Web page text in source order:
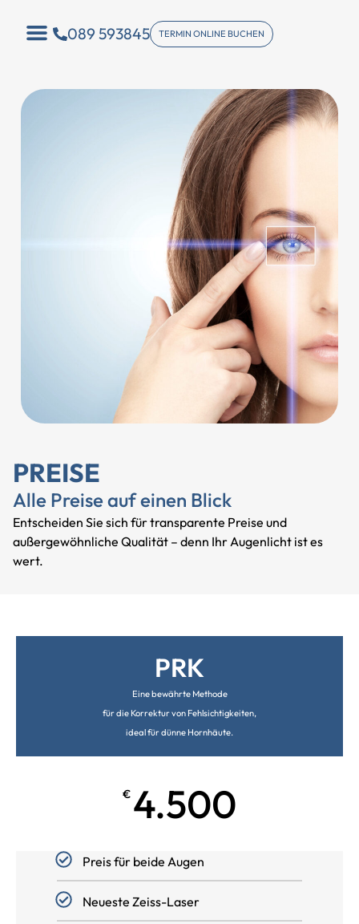
089 593845 TERMIN ONLINE BUCHEN
PREISE
Alle Preise auf einen Blick
Entscheiden Sie sich für transparente Preise und
außergewöhnliche Qualität – denn Ihr Augenlicht ist es
wert.
PRK
Eine bewährte Methode
für die Korrektur von Fehlsichtigkeiten,
ideal für dünne Hornhäute.
€ 4.500
Preis für beide Augen
Neueste Zeiss-Laser